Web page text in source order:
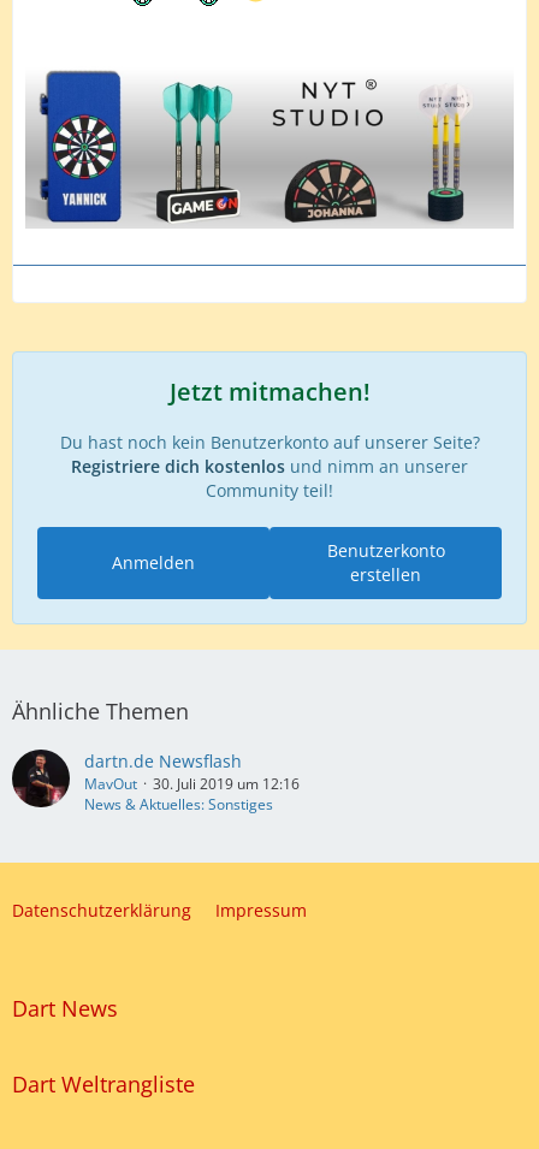
Jetzt mitmachen!
Du hast noch kein Benutzerkonto auf unserer Seite?
Registriere dich kostenlos und nimm an unserer
Community teil!
Benutzerkonto
erstellen
Anmelden
Ähnliche Themen
dartn.de Newsflash
MavOut
30. Juli 2019 um 12:16
News & Aktuelles: Sonstiges
Datenschutzerklärung Impressum
Dart News
Dart Weltrangliste